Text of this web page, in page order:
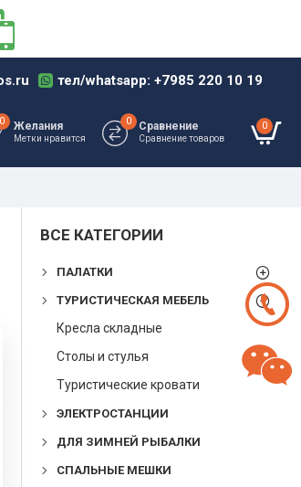
тел/whatsapp: +7985 220 10 19
Желания
Метки нравится
0 Сравнение
Сравнение товаров
0 0
ВСЕ КАТЕГОРИИ
ПАЛАТКИ
ТУРИСТИЧЕСКАЯ МЕБЕЛЬ
Кресла складные
Столы и стулья
Туристические кровати
ЭЛЕКТРОСТАНЦИИ
ДЛЯ ЗИМНЕЙ РЫБАЛКИ
СПАЛЬНЫЕ МЕШКИ